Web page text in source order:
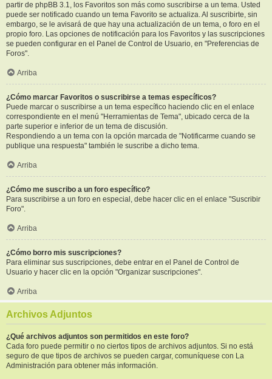
partir de phpBB 3.1, los Favoritos son más como suscribirse a un tema. Usted
puede ser notificado cuando un tema Favorito se actualiza. Al suscribirte, sin
embargo, se le avisará de que hay una actualización de un tema, o foro en el
propio foro. Las opciones de notificación para los Favoritos y las suscripciones
se pueden configurar en el Panel de Control de Usuario, en "Preferencias de
Foros".
Arriba
¿Cómo marcar Favoritos o suscribirse a temas específicos?
Puede marcar o suscribirse a un tema específico haciendo clic en el enlace
correspondiente en el menú "Herramientas de Tema", ubicado cerca de la
parte superior e inferior de un tema de discusión.
Respondiendo a un tema con la opción marcada de "Notificarme cuando se
publique una respuesta" también le suscribe a dicho tema.
Arriba
¿Cómo me suscribo a un foro específico?
Para suscribirse a un foro en especial, debe hacer clic en el enlace "Suscribir
Foro".
Arriba
¿Cómo borro mis suscripciones?
Para eliminar sus suscripciones, debe entrar en el Panel de Control de
Usuario y hacer clic en la opción "Organizar suscripciones".
Arriba
Archivos Adjuntos
¿Qué archivos adjuntos son permitidos en este foro?
Cada foro puede permitir o no ciertos tipos de archivos adjuntos. Si no está
seguro de que tipos de archivos se pueden cargar, comuníquese con La
Administración para obtener más información.